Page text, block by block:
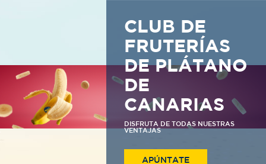
CLUB DE
FRUTERÍAS
DE PLÁTANO
DE
CANARIAS
DISFRUTA DE TODAS NUESTRAS
VENTAJAS
APÚNTATE